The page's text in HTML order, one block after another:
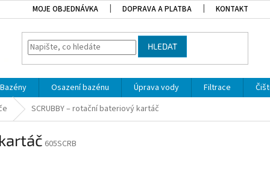
MOJE OBJEDNÁVKA DOPRAVA A PLATBA KONTAKT
HLEDAT
Bazény Osazení bazénu Úprava vody Filtrace
SCRUBBY – rotační bateriový kartáč
605SCRB